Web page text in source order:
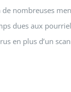
nombreuses
dues aux
en plus d’un